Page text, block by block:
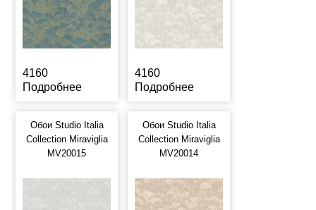
4160
Подробнее
4160
Подробнее
Обои Studio Italia
Collection Miraviglia
MV20015
Обои Studio Italia
Collection Miraviglia
MV20014